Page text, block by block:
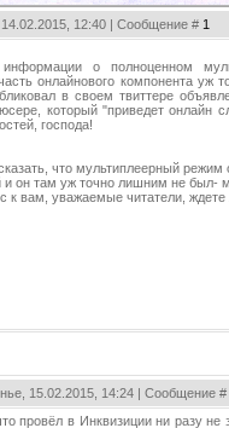
12:40 | Сообщение # 1
о полноценном
онлайнового компонента уж
в своем твиттере
который "приведет
господа!
что мультиплеерный
и он там уж точно лишним не был-
к вам, уважаемые читатели,
15.02.2015, 14:24 | Сообщение #
провёл в Инквизиции ни разу